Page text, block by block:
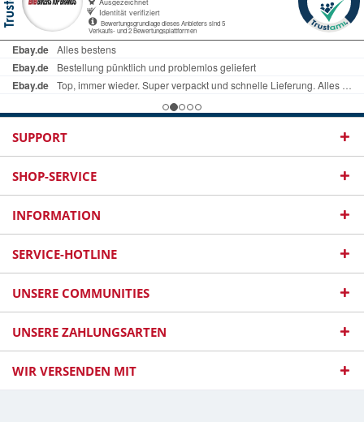
SUPPORT
SHOP-SERVICE
INFORMATION
SERVICE-HOTLINE
UNSERE COMMUNITIES
UNSERE ZAHLUNGSARTEN
WIR VERSENDEN MIT